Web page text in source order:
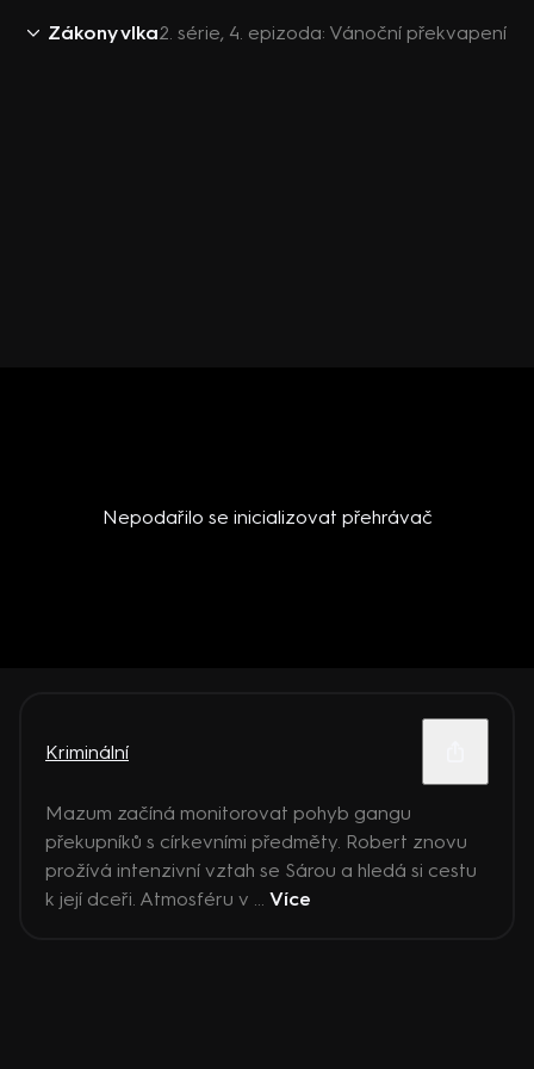
Zákony vlka2. série, 4. epizoda: Vánoční překvapení
Nepodařilo se inicializovat přehrávač
Kriminální
Mazum začíná monitorovat pohyb gangu
překupníků s církevními předměty. Robert znovu
prožívá intenzivní vztah se Sárou a hledá si cestu
k její dceři. Atmosféru v ... Více